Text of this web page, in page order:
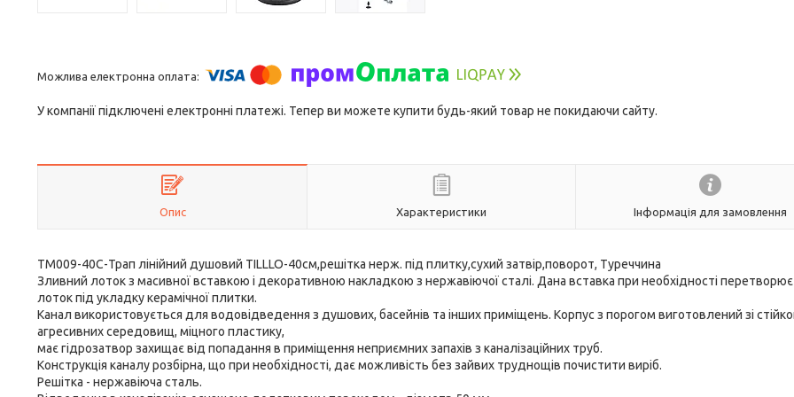
У компанії підключені електронні платежі. Тепер ви можете купити будь-який товар не покидаючи сайту.
Опис Характеристики Інформація для замовлення
TM009-40C-Трап лінійний душовий TILLLO-40см,решітка нерж. під плитку,сухий затвір,поворот, Туреччина
Зливний лоток з масивної вставкою і декоративною накладкою з нержавіючої сталі. Дана вставка при необхідності
лоток під укладку керамічної плитки.
Канал використовується для водовідведення з душових, басейнів та інших приміщень. Корпус з порогом виготовлений зі
агресивних середовищ, міцного пластику,
має гідрозатвор захищає від попадання в приміщення неприємних запахів з каналізаційних труб.
Конструкція каналу розбірна, що при необхідності, дає можливість без зайвих труднощів почистити виріб.
Решітка - нержавіюча сталь.